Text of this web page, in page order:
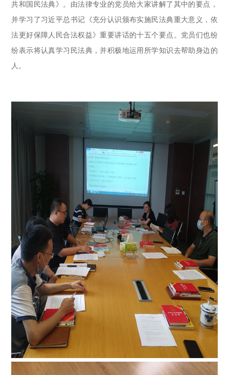
共和国民法典》 。 由法律专业的党员给大家讲解了其中的要点，
并学习了习近平总书记《充分认识颁布实施民法典重大意义，依
法更好保障人民合法权益》重要讲话的十五个要点。党员们也纷
纷表示将认真学习民法典，并积极地运用所学知识去帮助身边的
人。